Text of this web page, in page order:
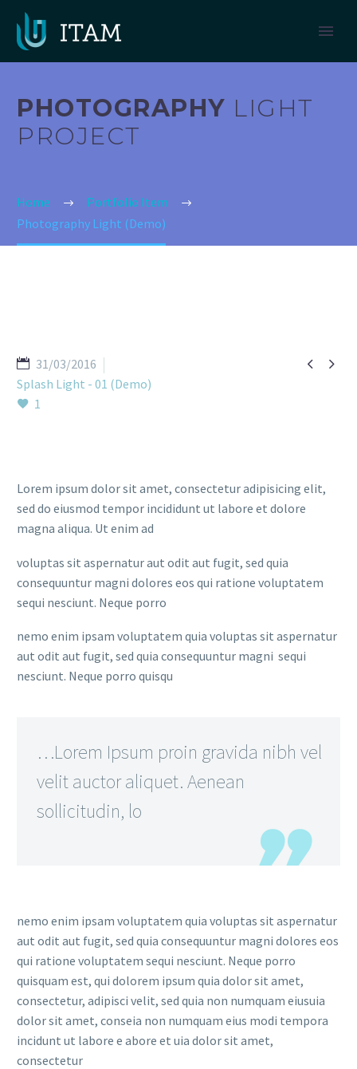
PHOTOGRAPHY LIGHT
PROJECT
Home
Portfolio Item
Photography Light (Demo)
 
31/03/2016
Splash Light - 01 (Demo)
1
Lorem ipsum dolor sit amet, consectetur adipisicing elit,
sed do eiusmod tempor incididunt ut labore et dolore
magna aliqua. Ut enim ad
voluptas sit aspernatur aut odit aut fugit, sed quia
consequuntur magni dolores eos qui ratione voluptatem
sequi nesciunt. Neque porro
nemo enim ipsam voluptatem quia voluptas sit aspernatur
aut odit aut fugit, sed quia consequuntur magni sequi
nesciunt. Neque porro quisqu
…Lorem Ipsum proin gravida nibh vel
velit auctor aliquet. Aenean
sollicitudin, lo
nemo enim ipsam voluptatem quia voluptas sit aspernatur
aut odit aut fugit, sed quia consequuntur magni dolores eos
qui ratione voluptatem sequi nesciunt. Neque porro
quisquam est, qui dolorem ipsum quia dolor sit amet,
consectetur, adipisci velit, sed quia non numquam eiusuia
dolor sit amet, conseia non numquam eius modi tempora
incidunt ut labore e abore et uia dolor sit amet,
consectetur